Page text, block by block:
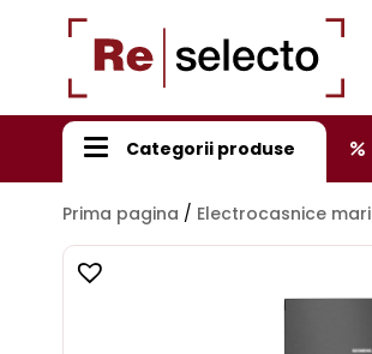
Categorii produse
Prima pagina / Electrocasnice mari